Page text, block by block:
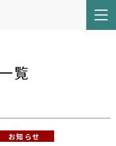
覧
お知らせ